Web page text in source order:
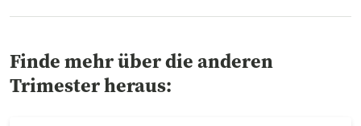
Finde mehr über die anderen
Trimester heraus: